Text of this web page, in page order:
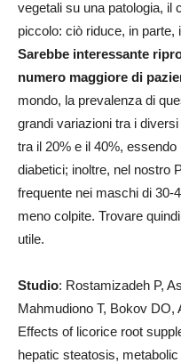
vegetali su una patologia, il
piccolo: ciò riduce, in parte,
Sarebbe interessante
numero maggiore di
mondo, la prevalenza di
grandi variazioni tra i
tra il 20% e il 40%,
diabetici; inoltre, nel nostro
frequente nei maschi di 30-
meno colpite. Trovare
utile.
Studio: Rostamizadeh P,
Mahmudiono T, Bokov DO,
Effects of licorice root
hepatic steatosis,